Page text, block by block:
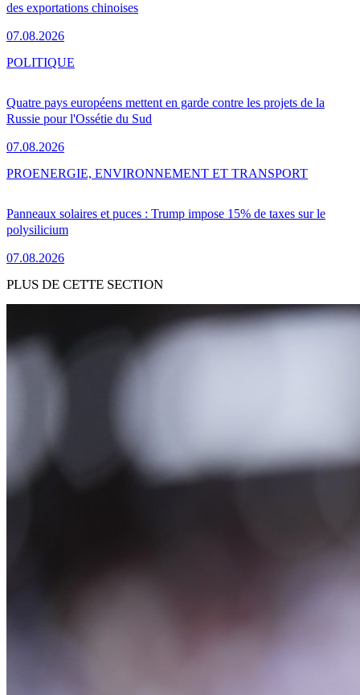
des exportations chinoises
07.08.2026
Quatre pays européens mettent en garde contre les projets de la
Russie pour l'Ossétie du Sud
07.08.2026
POLITIQUE
Panneaux solaires et puces : Trump impose 15% de taxes sur le
polysilicium
07.08.2026
PROENERGIE, ENVIRONNEMENT ET TRANSPORT
PLUS DE CETTE SECTION